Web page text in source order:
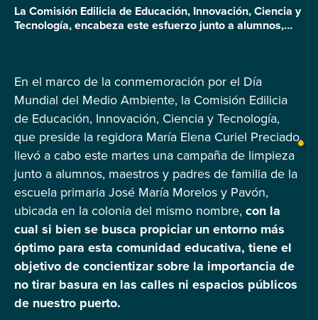
La Comisión Edilicia de Educación, Innovación, Ciencia y
Tecnología, encabeza este esfuerzo junto a alumnos,
En el marco de la conmemoración por el Día
Mundial del Medio Ambiente, la Comisión Edilicia
de Educación, Innovación, Ciencia y Tecnología,
que preside la regidora María Elena Curiel Preciado,
llevó a cabo este martes una campaña de limpieza
junto a alumnos, maestros y padres de familia de la
escuela primaria José María Morelos y Pavón,
ubicada en la colonia del mismo nombre, con la
cual si bien se busca propiciar un entorno más
óptimo para esta comunidad educativa, tiene el
objetivo de concientizar sobre la importancia de
no tirar basura en las calles ni espacios públicos
de nuestro puerto.